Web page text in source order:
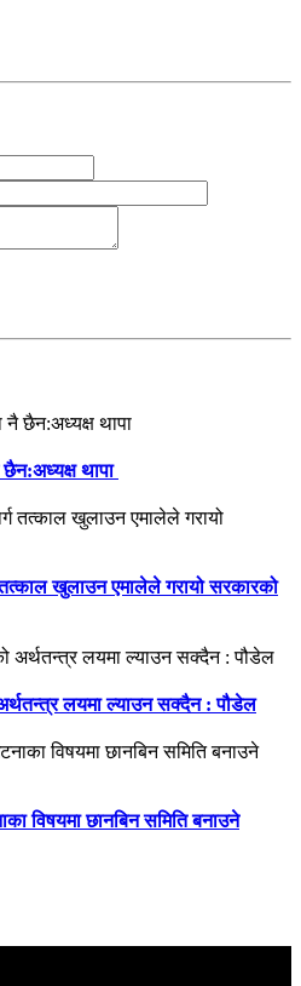
थापा
तत्काल खुलाउन एमालेले गरायो सरकारको
लयमा ल्याउन सक्दैन : पौडेल
विषयमा छानबिन समिति बनाउने